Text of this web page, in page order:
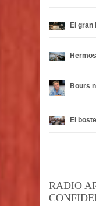
El gran
Bours
El
RADIO